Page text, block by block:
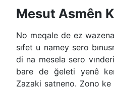
Mesut Asmên
No meqale de ez
sıfet u namey sero
di na mesela sero
bare de ğeleti yenê
Zazaki satneno. Zono